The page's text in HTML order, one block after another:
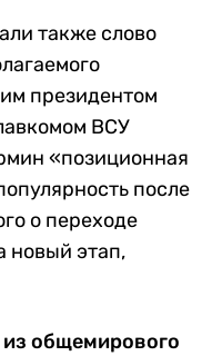
также слово
президентом
ВСУ
«позиционная
после
о переходе
новый этап,
общемирового